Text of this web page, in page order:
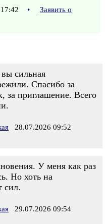
•
Заявить о
сильная
Спасибо за
за приглашение. Всего
28.07.2026 09:52
У меня как раз
Но хоть на
сил.
29.07.2026 09:54